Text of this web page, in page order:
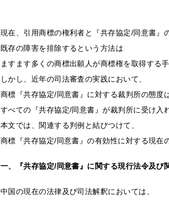
現在、引用商標の権利者と『共存協定/同意書』
既存の障害を排除するという方法は
ますます多くの商標出願人が商標権を取得する
しかし、近年の司法審査の実践において、
商標『共存協定/同意書』に対する裁判所の態度
すべての『共存協定/同意書』が裁判所に受け入
本文では、関連する判例と結びつけて、
商標『共存協定/同意書』の有効性に対する現在
一、『共存協定/同意書』に関する現行法令及び
中国の現在の法律及び司法解釈においては、